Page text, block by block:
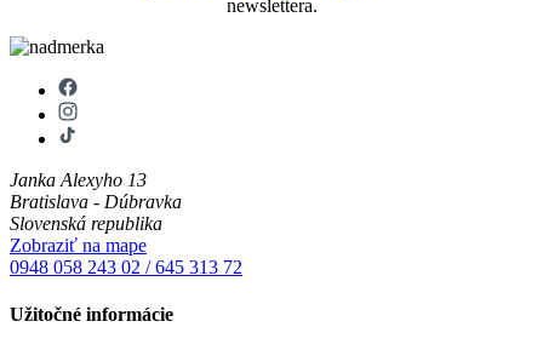
newslettera.
Janka Alexyho 13
Bratislava - Dúbravka
Slovenská republika
Zobraziť na mape
0948 058 243 02 / 645 313 72
Užitočné informácie